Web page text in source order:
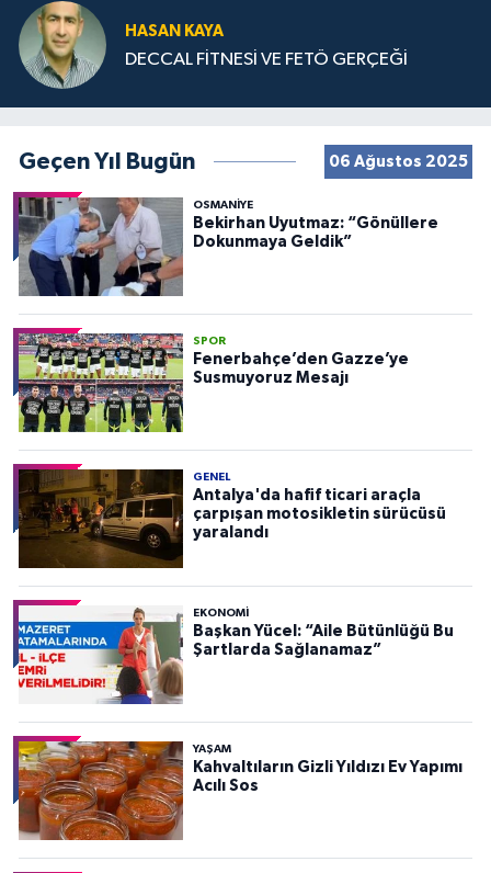
HASAN KAYA
DECCAL FİTNESİ VE FETÖ GERÇEĞİ
Geçen Yıl Bugün 06 Ağustos 2025
OSMANIYE
Bekirhan Uyutmaz: “Gönüllere
Dokunmaya Geldik”
SPOR
Fenerbahçe’den Gazze’ye
Susmuyoruz Mesajı
GENEL
Antalya'da hafif ticari araçla
çarpışan motosikletin sürücüsü
yaralandı
EKONOMI
Başkan Yücel: “Aile Bütünlüğü Bu
Şartlarda Sağlanamaz”
YAŞAM
Kahvaltıların Gizli Yıldızı Ev Yapımı
Acılı Sos